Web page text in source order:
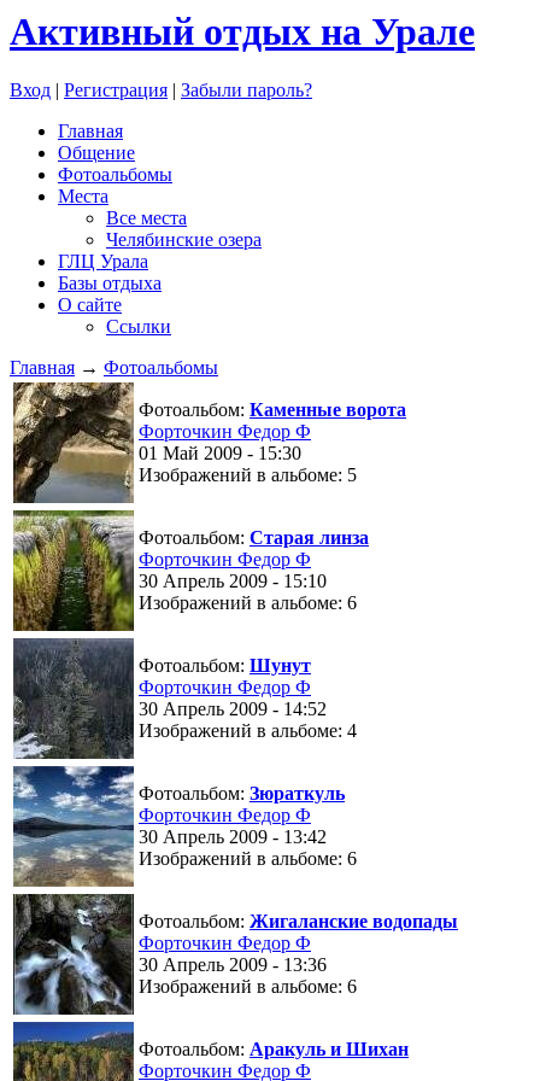
Активный отдых на Урале
Вход | Регистрация | Забыли пароль?
Главная
Общение
Фотоальбомы
Места
Все места
Челябинские озера
ГЛЦ Урала
Базы отдыха
О сайте
Ссылки
Главная → Фотоальбомы
Фотоальбом: Каменные ворота
Форточкин Федор Ф
01 Май 2009 - 15:30
Изображений в альбоме: 5
Фотоальбом: Старая линза
Форточкин Федор Ф
30 Апрель 2009 - 15:10
Изображений в альбоме: 6
Фотоальбом: Шунут
Форточкин Федор Ф
30 Апрель 2009 - 14:52
Изображений в альбоме: 4
Фотоальбом: Зюраткуль
Форточкин Федор Ф
30 Апрель 2009 - 13:42
Изображений в альбоме: 6
Фотоальбом: Жигаланские водопады
Форточкин Федор Ф
30 Апрель 2009 - 13:36
Изображений в альбоме: 6
Фотоальбом: Аракуль и Шихан
Форточкин Федор Ф